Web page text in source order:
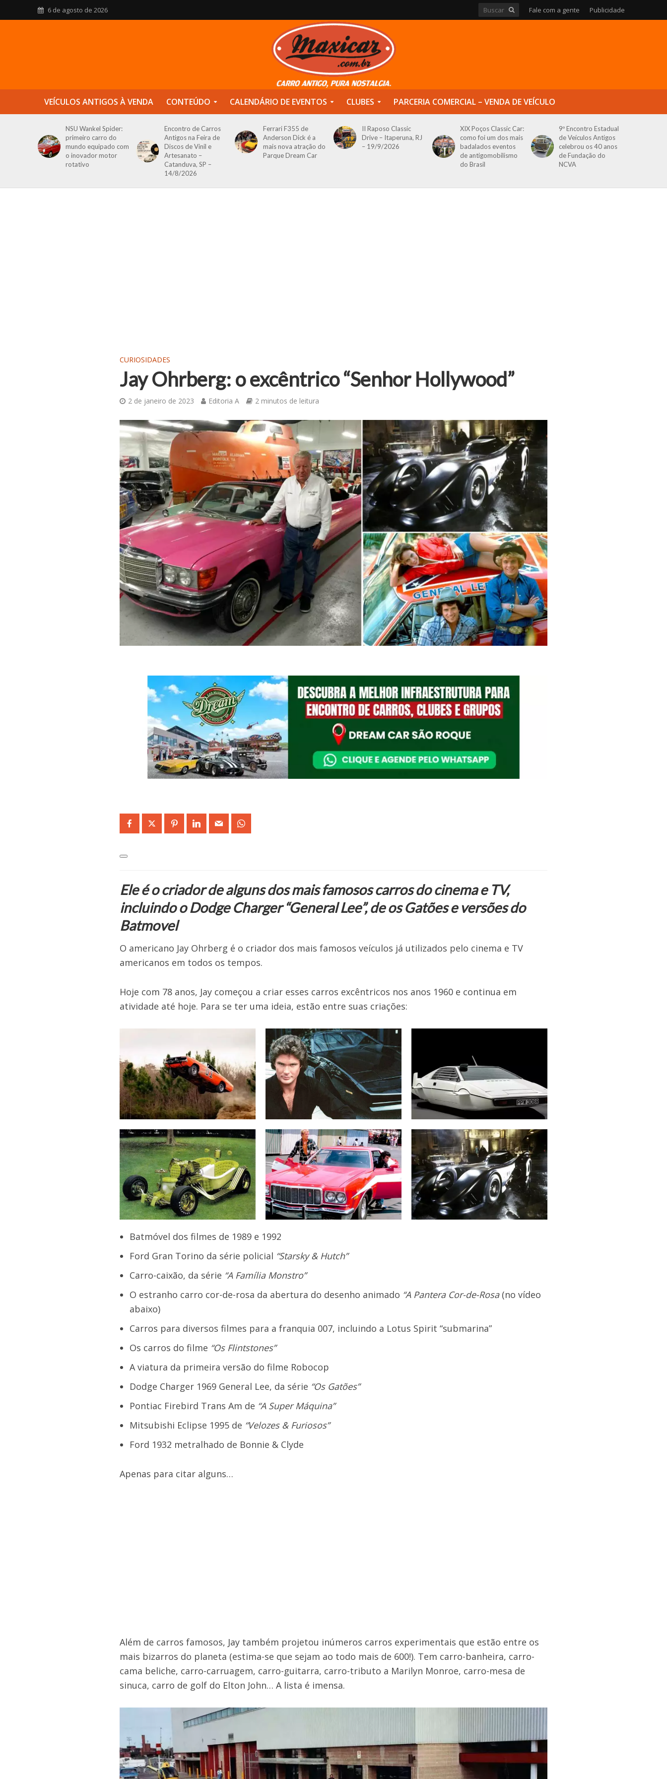
6 de agosto de 2026 Fale com a gente Publicidade
VEÍCULOS ANTIGOS À VENDA CONTEÚDO CALENDÁRIO DE EVENTOS CLUBES PARCERIA COMERCIAL – VENDA DE VEÍCULO
NSU Wankel Spider:
primeiro carro do
mundo equipado com
o inovador motor
rotativo
Encontro de Carros
Antigos na Feira de
Discos de Vinil e
Artesanato –
Catanduva, SP –
14/8/2026
Ferrari F355 de
Anderson Dick é a
mais nova atração do
Parque Dream Car
II Raposo Classic
Drive – Itaperuna, RJ
– 19/9/2026
XIX Poços Classic Car:
como foi um dos mais
badalados eventos
de antigomobilismo
do Brasil
9º Encontro Estadual
de Veículos Antigos
celebrou os 40 anos
de Fundação do
NCVA
CURIOSIDADES
Jay Ohrberg: o excêntrico “Senhor Hollywood”
2 de janeiro de 2023 Editoria A 2 minutos de leitura
Ele é o criador de alguns dos mais famosos carros do cinema e TV,
incluindo o Dodge Charger “General Lee”, de os Gatões e versões do
Batmovel
O americano Jay Ohrberg é o criador dos mais famosos veículos já utilizados pelo cinema e TV
americanos em todos os tempos.
Hoje com 78 anos, Jay começou a criar esses carros excêntricos nos anos 1960 e continua em
atividade até hoje. Para se ter uma ideia, estão entre suas criações:
Batmóvel dos filmes de 1989 e 1992
Ford Gran Torino da série policial “Starsky & Hutch”
Carro-caixão, da série “A Família Monstro”
O estranho carro cor-de-rosa da abertura do desenho animado “A Pantera Cor-de-Rosa (no vídeo
abaixo)
Carros para diversos filmes para a franquia 007, incluindo a Lotus Spirit “submarina”
Os carros do filme “Os Flintstones”
A viatura da primeira versão do filme Robocop
Dodge Charger 1969 General Lee, da série “Os Gatões”
Pontiac Firebird Trans Am de “A Super Máquina”
Mitsubishi Eclipse 1995 de “Velozes & Furiosos”
Ford 1932 metralhado de Bonnie & Clyde
Apenas para citar alguns…
Além de carros famosos, Jay também projetou inúmeros carros experimentais que estão entre os
mais bizarros do planeta (estima-se que sejam ao todo mais de 600!). Tem carro-banheira, carro-
cama beliche, carro-carruagem, carro-guitarra, carro-tributo a Marilyn Monroe, carro-mesa de
sinuca, carro de golf do Elton John… A lista é imensa.